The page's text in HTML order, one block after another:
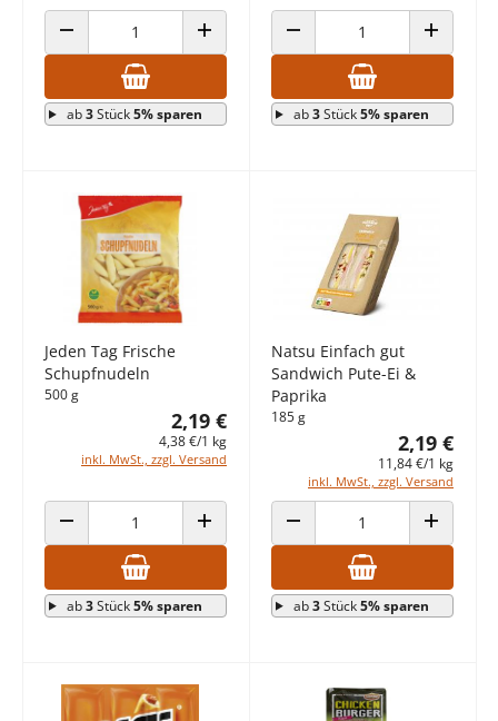
ANZAHL VERRINGERN ANZAHL ERHÖHEN
ab3Stück5% sparen
ANZAHL VERRINGERN ANZAHL
ab3Stück5% sparen
Jeden Tag Frische
Schupfnudeln
500 g
2,19 €
4,38 €/1 kg
inkl. MwSt., zzgl. Versand
ANZAHL VERRINGERN ANZAHL ERHÖHEN
ab3Stück5% sparen
Natsu Einfach gut
Sandwich Pute-Ei &
Paprika
185 g
2,19 €
11,84 €/1 kg
inkl. MwSt., zzgl. Versand
ANZAHL VERRINGERN ANZAHL
ab3Stück5% sparen